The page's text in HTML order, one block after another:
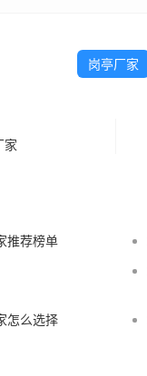
岗亭厂家
家
推荐榜单
怎么选择